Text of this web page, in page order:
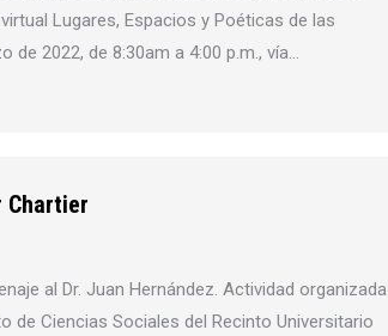
Lugares, Espacios y Poéticas de las
2022, de 8:30am a 4:00 p.m., vía…
Chartier
al Dr. Juan Hernández. Actividad organizada
de Ciencias Sociales del Recinto Universitario